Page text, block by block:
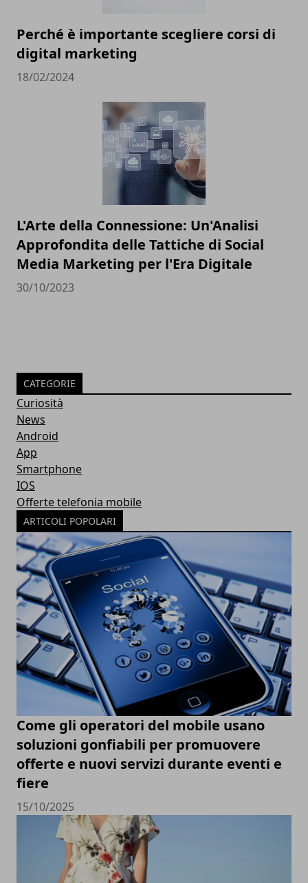
Perché è importante scegliere corsi di
digital marketing
18/02/2024
L'Arte della Connessione: Un'Analisi
Approfondita delle Tattiche di Social
Media Marketing per l'Era Digitale
30/10/2023
CATEGORIE
Curiosità
News
Android
App
Smartphone
IOS
Offerte telefonia mobile
ARTICOLI POPOLARI
Come gli operatori del mobile usano
soluzioni gonfiabili per promuovere
offerte e nuovi servizi durante eventi e
fiere
15/10/2025